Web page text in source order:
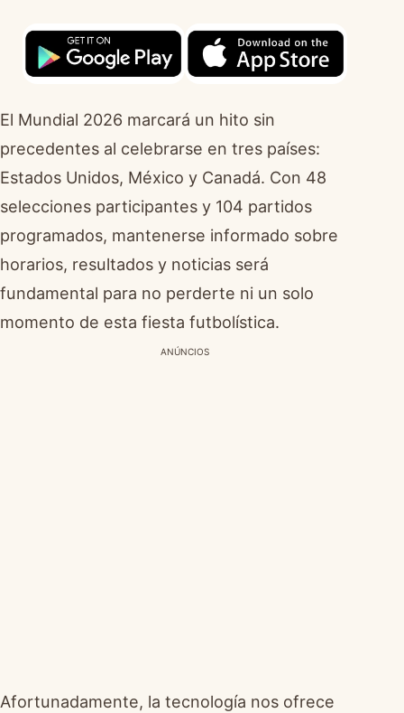
El Mundial 2026 marcará un hito sin
precedentes al celebrarse en tres países:
Estados Unidos, México y Canadá. Con 48
selecciones participantes y 104 partidos
programados, mantenerse informado sobre
horarios, resultados y noticias será
fundamental para no perderte ni un solo
momento de esta fiesta futbolística.
ANÚNCIOS
Afortunadamente, la tecnología nos ofrece